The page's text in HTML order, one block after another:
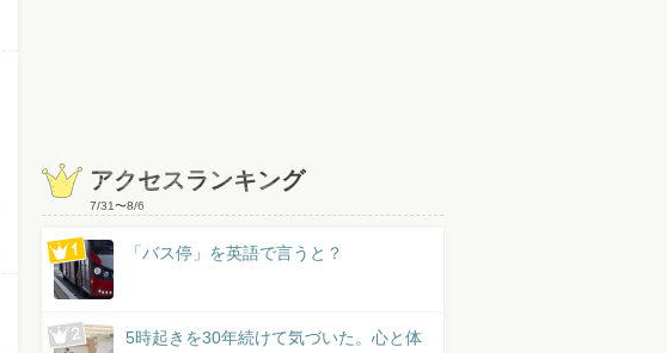
アクセスランキング
7/31〜8/6
「バス停」を英語で言うと？
5時起きを30年続けて気づいた。心と体